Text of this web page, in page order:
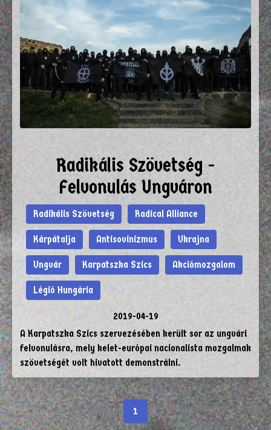
Radikális Szövetség -
Felvonulás Ungváron
Radikális Szövetség Radical Alliance
Kárpátalja Antisovinizmus Ukrajna
Ungvár Karpatszka Szics Akciómozgalom
Légió Hungária
2019-04-19
A Karpatszka Szics szervezésében került sor az ungvári
felvonulásra, mely kelet-európai nacionalista mozgalmak
szövetségét volt hivatott demonstrálni.
1